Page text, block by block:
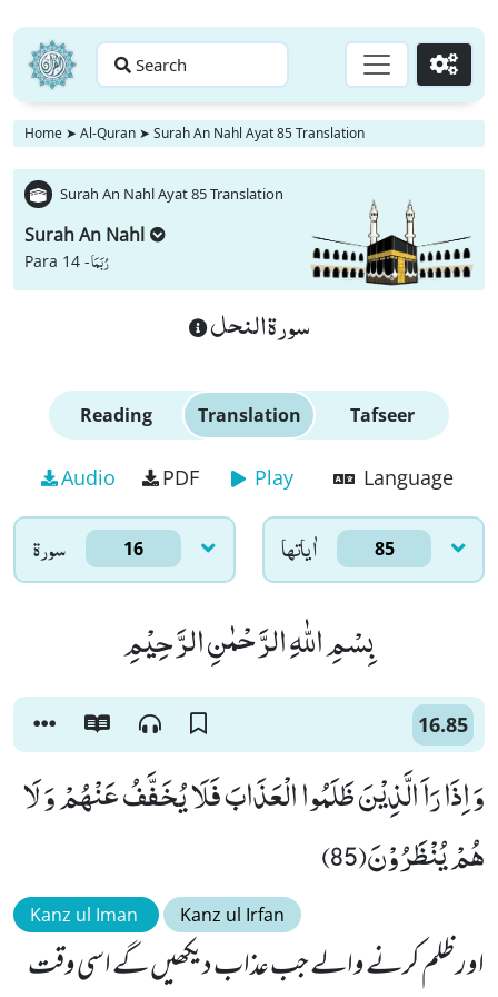
Search Go
Home ➤ Al-Quran ➤ Surah An Nahl Ayat 85 Translation
Surah An Nahl Ayat 85 Translation
Surah An Nahl
Para 14 -رُبَمَا
سورة النحل
Reading Translation Tafseer
Audio PDF Play Language
سورۃ 16 اٰياتها 85
بِسْمِ اللّٰهِ الرَّحْمٰنِ الرَّحِیْمِ
16.85
وَ اِذَا رَاَ الَّذِیْنَ ظَلَمُوا الْعَذَابَ فَلَا یُخَفَّفُ عَنْهُمْ وَ لَا
هُمْ یُنْظَرُوْنَ(85)
Kanz ul Iman Kanz ul Irfan
اور ظلم کرنے والے جب عذاب دیکھیں گے اسی وقت